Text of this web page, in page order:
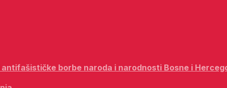
borbe naroda i narodnosti Bosne i